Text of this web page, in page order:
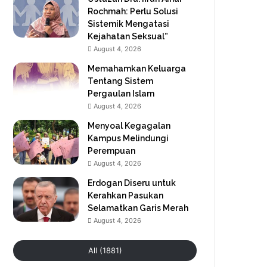
Rochmah: Perlu Solusi
Sistemik Mengatasi
Kejahatan Seksual”
August 4, 2026
Memahamkan Keluarga
Tentang Sistem
Pergaulan Islam
August 4, 2026
Menyoal Kegagalan
Kampus Melindungi
Perempuan
August 4, 2026
Erdogan Diseru untuk
Kerahkan Pasukan
Selamatkan Garis Merah
August 4, 2026
All (1881)